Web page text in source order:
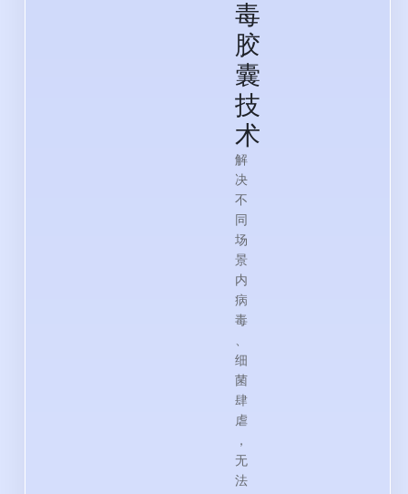
毒
胶
囊
技
术
解
决
不
同
场
景
内
病
毒
、
细
菌
肆
虐
，
无
法